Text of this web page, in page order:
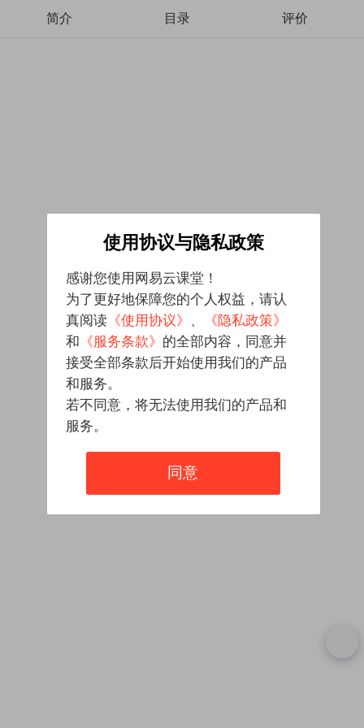
简介 目录 评价
使用协议与隐私政策
感谢您使用网易云课堂！
为了更好地保障您的个人权益，请认
真阅读 《使用协议》 、
《隐私政策》
和 《服务条款》 的全部内容，同意并
接受全部条款后开始使用我们的产品
和服务。
若不同意，将无法使用我们的产品和
服务。
同意